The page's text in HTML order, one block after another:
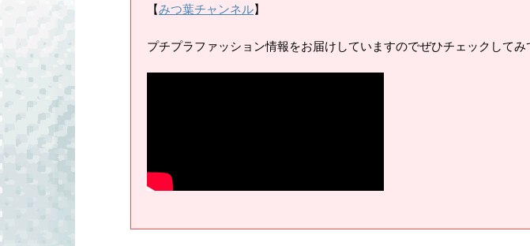
【みつ葉チャンネル】
プチプラファッション情報をお届けしていますのでぜひチェックして